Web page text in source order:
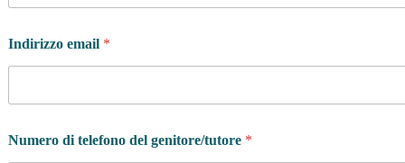
Indirizzo email *
Numero di telefono del genitore/tutore *